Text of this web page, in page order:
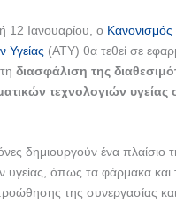
12 Ιανουαρίου, ο Κανονισμός
Υγείας (ΑΤΥ) θα τεθεί σε
διασφάλιση της
τεχνολογιών
δημιουργούν ένα πλαίσιο
υγείας, όπως τα φάρμακα και
της συνεργασίας